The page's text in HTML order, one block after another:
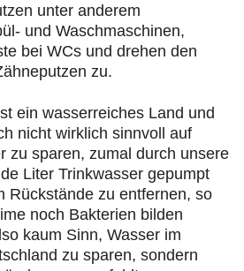
unter anderem
und Waschmaschinen,
bei WCs und drehen den
zu.
ein wasserreiches Land und
nicht wirklich sinnvoll auf
zu sparen, zumal durch unsere
Liter Trinkwasser gepumpt
Rückstände zu entfernen, so
noch Bakterien bilden
kaum Sinn, Wasser im
zu sparen, sondern